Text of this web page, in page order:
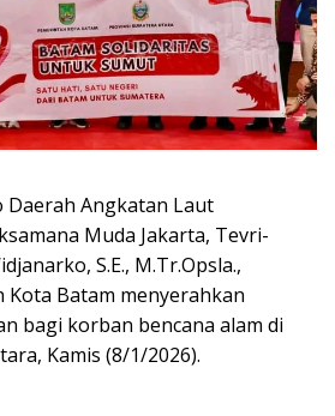
Daerah Angkatan Laut
Muda Jakarta, Tevri-
S.E., M.Tr.Opsla.,
Kota Batam menyerahkan
bagi korban bencana alam di
Kamis (8/1/2026).